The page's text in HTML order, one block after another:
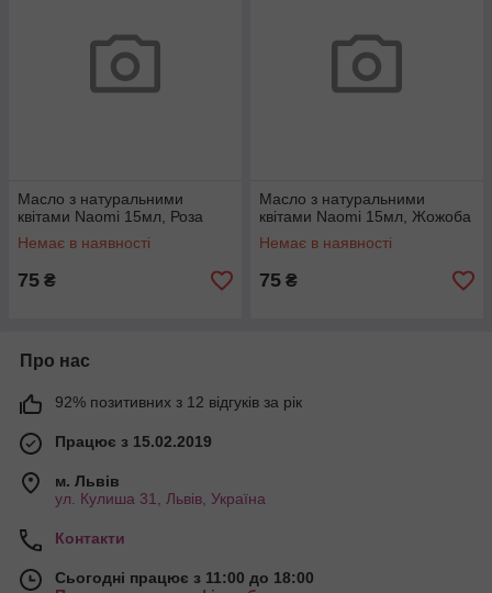
Масло з натуральними
квітами Naomi 15мл, Роза
Немає в наявності
75 ₴
Масло з натуральними
квітами Naomi 15мл, Жожоба
Немає в наявності
75 ₴
Про нас
92% позитивних з 12 відгуків за рік
Працює з 15.02.2019
м. Львів
ул. Кулиша 31, Львів, Україна
Контакти
Сьогодні працює з 11:00 до 18:00